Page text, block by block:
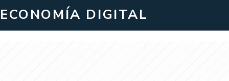
ECONOMÍA DIGITAL